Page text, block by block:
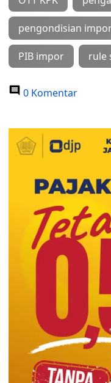
pengondisian
PIB impor rule
0 Komentar